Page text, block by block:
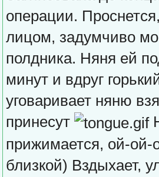
операции.
лицом, задумчиво
полдника. Няня ей
минут и вдруг
уговаривает няню
принесут
прижимается, ой-ой-
близкой) Вздыхает,